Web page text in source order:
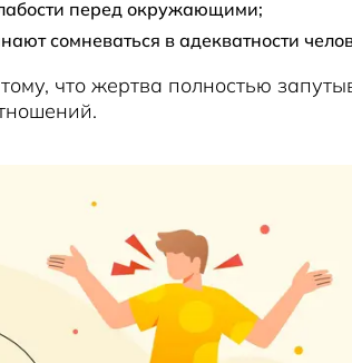
перед окружающими;
сомневаться в адекватности
что жертва полностью